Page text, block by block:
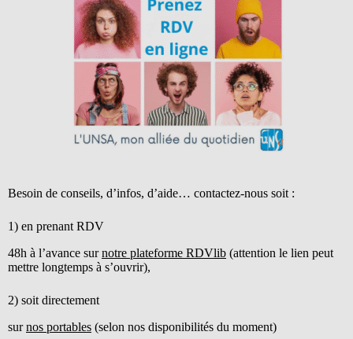
Besoin de conseils, d’infos, d’aide… contactez-nous soit :
1) en prenant RDV
48h à l’avance surnotre plateforme RDVlib (attention le lien peut
mettre longtemps à s’ouvrir),
2) soit directement
surnos portables (selon nos disponibilités du moment)